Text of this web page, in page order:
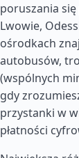
poruszania
Lwowie,
ośrodkach
autobusów,
(wspólnych
gdy
przystanki w
płatności